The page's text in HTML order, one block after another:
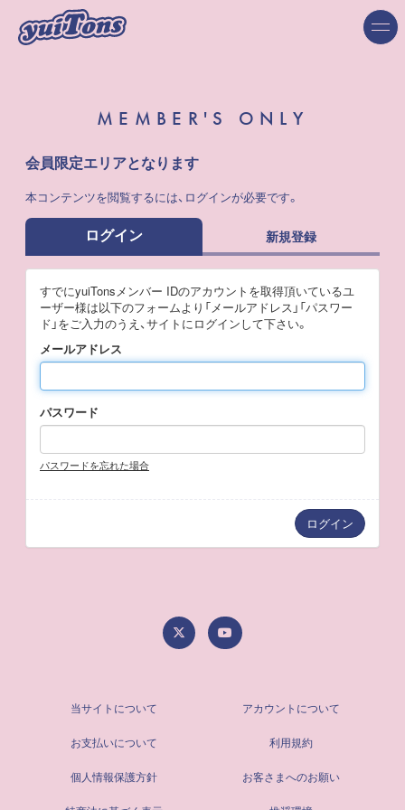
MEMBER'S ONLY
会員限定エリアとなります
本コンテンツを閲覧するには、ログインが必要です。
ログイン 新規登録
すでにyuiTonsメンバー IDのアカウントを取得頂いているユ
ーザー様は以下のフォームより「メールアドレス」「パスワー
ド」をご入力のうえ、サイトにログインして下さい。
メールアドレス
パスワード
パスワードを忘れた場合
当サイトについて アカウントについて
お支払いについて 利用規約
個人情報保護方針 お客さまへのお願い